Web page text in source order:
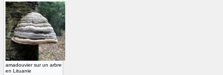
amadouvier sur un arbre
en Lituanie